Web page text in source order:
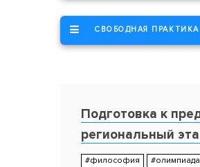
СВОБОДНАЯ ПРАКТИКА
Подготовка к
региональный
#философия #олимпиада